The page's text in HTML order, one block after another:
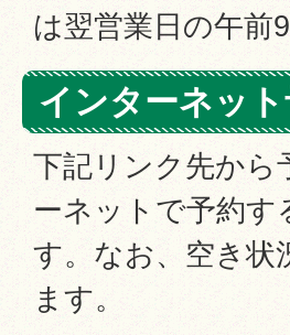
は翌営業日の午前
インターネッ
下記リンク先から
ーネットで予約す
す。なお、空き状
ます。